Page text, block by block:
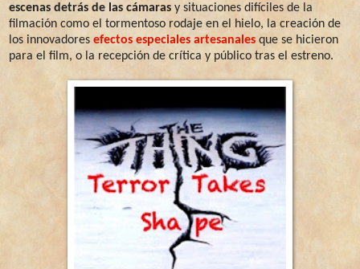
escenas detrás de las cámaras y situaciones difíciles de la
filmación como el tormentoso rodaje en el hielo, la creación de
los innovadores efectos especiales artesanales que se hicieron
para el film, o la recepción de crítica y público tras el estreno.